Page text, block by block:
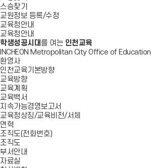
스승찾기
교원정보 등록/수정
교육청안내
교육청안내
학생성공시대 를 여는 인천교육
INCHEON Metropolitan City Office of Education
환영사
인천교육기본방향
교육방향
교육계획
교육백서
지속가능경영보고서
교육청상징/교육비전/서체
연혁
조직도(전화번호)
조직도
부서안내
자료실